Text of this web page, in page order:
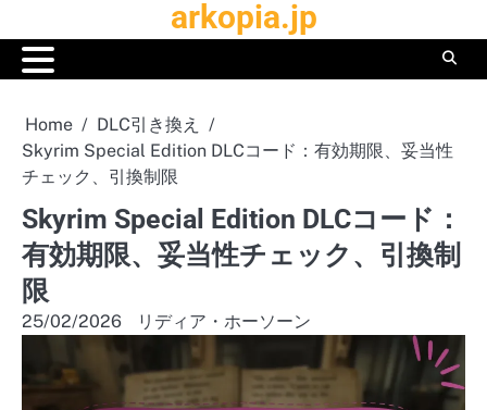
to
content
arkopia.jp
Home
DLC引き換え
Skyrim Special Edition DLCコード：有効期限、妥当性
チェック、引換制限
Skyrim Special Edition DLCコード：
有効期限、妥当性チェック、引換制
限
25/02/2026 リディア・ホーソーン